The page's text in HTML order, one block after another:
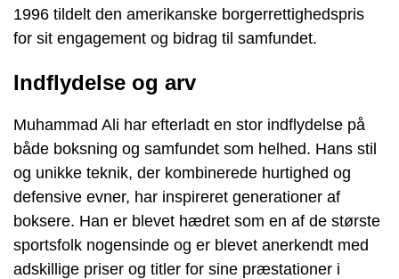
1996 tildelt den amerikanske borgerrettighedspris
for sit engagement og bidrag til samfundet.
Indflydelse og arv
Muhammad Ali har efterladt en stor indflydelse på
både boksning og samfundet som helhed. Hans stil
og unikke teknik, der kombinerede hurtighed og
defensive evner, har inspireret generationer af
boksere. Han er blevet hædret som en af de største
sportsfolk nogensinde og er blevet anerkendt med
adskillige priser og titler for sine præstationer i